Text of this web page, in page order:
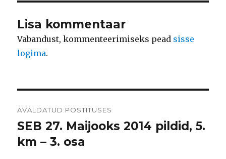
Lisa kommentaar
Vabandust, kommenteerimiseks pead sisse
logima.
AVALDATUD POSTITUSES
SEB 27. Maijooks 2014 pildid, 5.
km – 3. osa